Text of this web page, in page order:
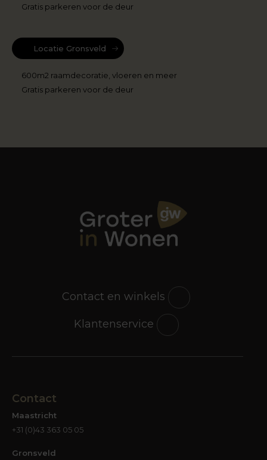
Gratis parkeren voor de deur
Locatie Gronsveld
600m2 raamdecoratie, vloeren en meer
Gratis parkeren voor de deur
Contact en winkels
Klantenservice
Contact
Maastricht
+31 (0)43 363 05 05
Gronsveld